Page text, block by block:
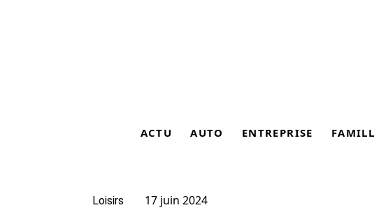
ACTU AUTO ENTREPRISE
Loisirs 17 juin 2024